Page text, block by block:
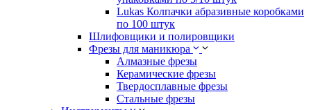
Lukas Колпачки абразивные коробками
по 100 штук
Шлифовщики и полировщики
Фрезы для маникюра
Алмазные фрезы
Керамические фрезы
Твердосплавные фрезы
Стальные фрезы